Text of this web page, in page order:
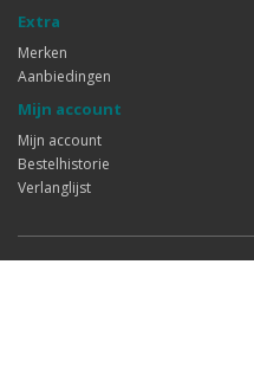
Extra
Merken
Aanbiedingen
Mijn account
Mijn account
Bestelhistorie
Verlanglijst